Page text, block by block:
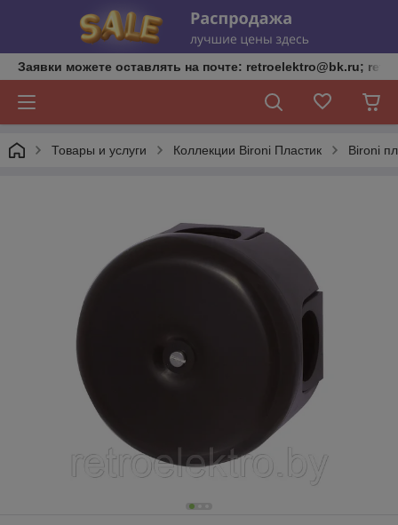
Заявки можете оставлять на почте: retroelektro@bk.ru;
Товары и услуги Коллекции Bironi Пластик Bironi